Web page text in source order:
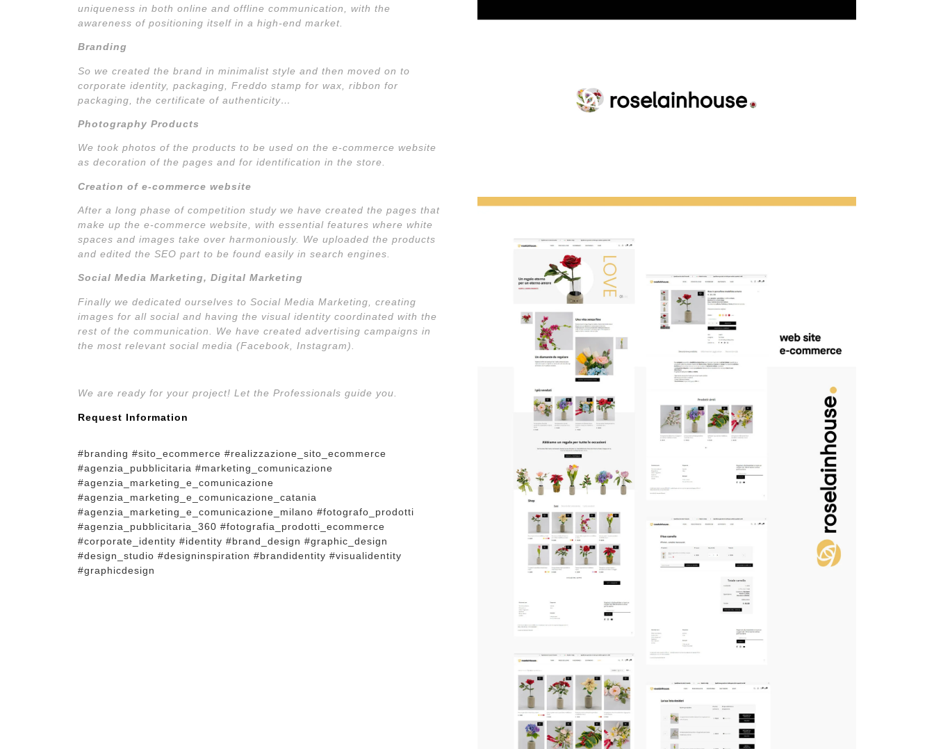
uniqueness in both online and offline communication, with the
awareness of positioning itself in a high-end market.
Branding
So we created the brand in minimalist style and then moved on to
corporate identity, packaging, Freddo stamp for wax, ribbon for
packaging, the certificate of authenticity…
Photography Products
We took photos of the products to be used on the e-commerce website
as decoration of the pages and for identification in the store.
Creation of e-commerce website
After a long phase of competition study we have created the pages that
make up the e-commerce website, with essential features where white
spaces and images take over harmoniously.
We uploaded the products
and edited the SEO part to be found easily in search engines.
Social Media Marketing, Digital Marketing
Finally we dedicated ourselves to Social Media Marketing, creating
images for all social and having the visual identity coordinated with the
rest of the communication.
We have created advertising campaigns in
the most relevant social media (Facebook, Instagram).
We are ready for your project! Let the Professionals guide you.
Request Information
#branding #sito_ecommerce #realizzazione_sito_ecommerce
#agenzia_pubblicitaria #marketing_comunicazione
#agenzia_marketing_e_comunicazione
#agenzia_marketing_e_comunicazione_catania
#agenzia_marketing_e_comunicazione_milano #fotografo_prodotti
#agenzia_pubblicitaria_360 #fotografia_prodotti_ecommerce
#corporate_identity #identity #brand_design #graphic_design
#design_studio #designinspiration #brandidentity #visualidentity
#graphicdesign